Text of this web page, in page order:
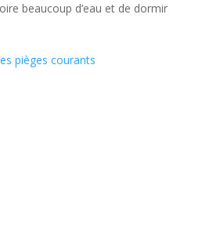
beaucoup d’eau et de dormir
pièges courants